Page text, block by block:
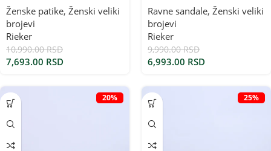
Ženske patike, Ženski veliki
brojevi
Rieker
10,990.00RSD
7,693.00 RSD
Ravne sandale, Ženski veliki
brojevi
Rieker
9,990.00RSD
6,993.00 RSD
20% 25%